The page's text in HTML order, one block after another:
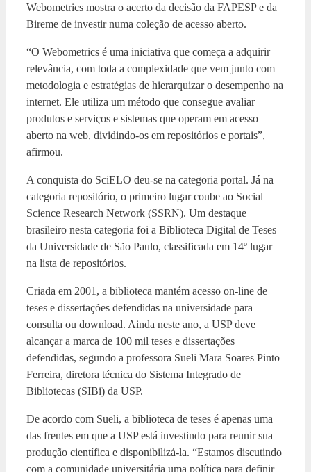
Webometrics mostra o acerto da decisão da FAPESP e da
Bireme de investir numa coleção de acesso aberto.
“O Webometrics é uma iniciativa que começa a adquirir
relevância, com toda a complexidade que vem junto com
metodologia e estratégias de hierarquizar o desempenho na
internet. Ele utiliza um método que consegue avaliar
produtos e serviços e sistemas que operam em acesso
aberto na web, dividindo-os em repositórios e portais”,
afirmou.
A conquista do SciELO deu-se na categoria portal. Já na
categoria repositório, o primeiro lugar coube ao Social
Science Research Network (SSRN). Um destaque
brasileiro nesta categoria foi a Biblioteca Digital de Teses
da Universidade de São Paulo, classificada em 14º lugar
na lista de repositórios.
Criada em 2001, a biblioteca mantém acesso on-line de
teses e dissertações defendidas na universidade para
consulta ou download. Ainda neste ano, a USP deve
alcançar a marca de 100 mil teses e dissertações
defendidas, segundo a professora Sueli Mara Soares Pinto
Ferreira, diretora técnica do Sistema Integrado de
Bibliotecas (SIBi) da USP.
De acordo com Sueli, a biblioteca de teses é apenas uma
das frentes em que a USP está investindo para reunir sua
produção científica e disponibilizá-la. “Estamos discutindo
com a comunidade universitária uma política para definir